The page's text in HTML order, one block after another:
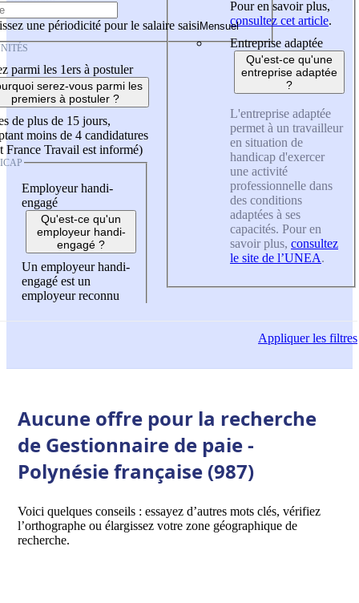
une périodicité pour le salaire saisi
parmi les 1ers à postuler
serez-vous parmi les
premiers à postuler ?
de plus de 15 jours,
moins de 4 candidatures
France Travail est informé)
Employeur handi-
engagé
Qu'est-ce qu'un
employeur handi-
engagé ?
Un employeur handi-
engagé est un
employeur reconnu
Pour en savoir plus,
consultez cet article.
Entreprise adaptée
Qu'est-ce qu'une
entreprise adaptée
?
L'entreprise adaptée
permet à un travailleur
en situation de
handicap d'exercer
une activité
professionnelle dans
des conditions
adaptées à ses
capacités. Pour en
savoir plus, consultez
le site de l’UNEA.
Appliquerles filtres
Aucune offre pour la recherche
de Gestionnaire de paie -
Polynésie française (987)
Voici quelques conseils : essayez d’autres mots clés, vérifiez
l’orthographe ou élargissez votre zone géographique de
recherche.